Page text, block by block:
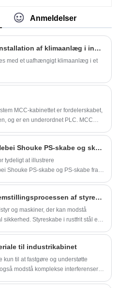
elektriske kabinetter beskytter
barske udendørs miljøer og
Anmeldelser
Grundlæggende krav til installation af klimaanlæg i industriskabe
med et uafhængigt klimaanlæg i et
MCC-kabinettet er fordelerskabet,
og er en underordnet PLC. MCC
Kvalitetsforskel mellem Hebei Shouke PS-skabe og skabe fra andre
tydeligt at illustrere
Shouke PS-skabe og PS-skabe fra
Detaljeret forklaring af fremstillingsprocessen af ​​styreskabe i rustfrit stål
og maskiner, der kan modstå
Styreskabe i rustfrit stål er
til industrikabinet
kun til at fastgøre og understøtte
modstå komplekse interferenser